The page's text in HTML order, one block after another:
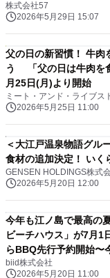
株式会社57
2026年5月29日 15:07
父の日の新習慣！ 牛肉
う 「父の日は牛肉を
月25日(月)より開始
ミート・アンド・ライブス
2026年5月25日 11:00
＜大江戸温泉物語グル
食材の追加決定！ いく
GENSEN HOLDINGS株式
2026年5月20日 12:00
今年も江ノ島で最高の
ビーチハウス」が7月1
らBBQ先行予約開始〜
biid株式会社
2026年5月20日 11:00